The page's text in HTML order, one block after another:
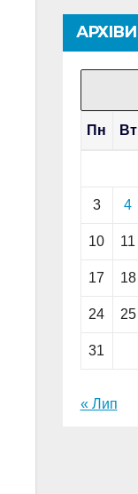
АРХІВИ
Пн Вт
3 4
10 11
17 18
24 25
31
« Лип